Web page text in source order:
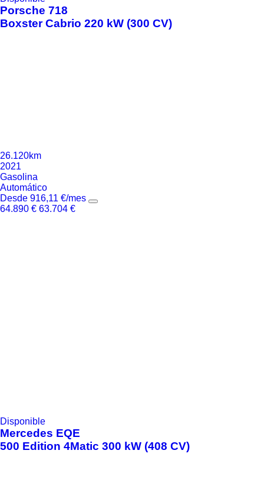
Porsche 718
Boxster Cabrio 220 kW (300 CV)
26.120km
2021
Gasolina
Automático
Desde 916,11 €/mes
64.890 € 63.704 €
Disponible
Mercedes EQE
500 Edition 4Matic 300 kW (408 CV)